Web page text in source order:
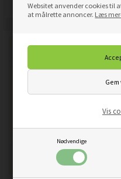
Websitet anvender cookies til
at målrette annoncer. Læs
Nødvendige
Vis